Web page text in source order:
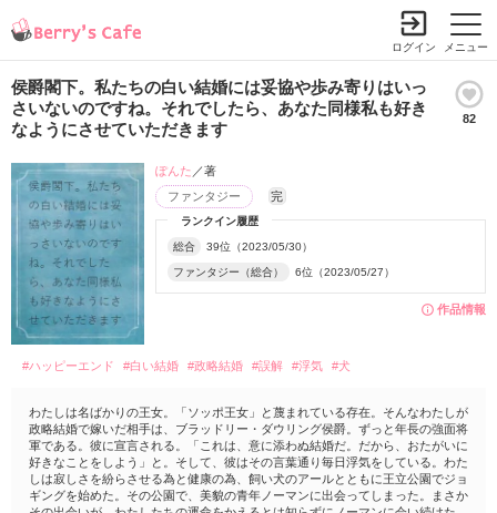
メニュー
ログイン
侯爵閣下。私たちの白い結婚には妥協や歩み寄りはいっ
さいないのですね。それでしたら、あなた同様私も好き
なようにさせていただきます
82
作品情報
ランクイン履歴
総合 39位（2023/05/30）
ファンタジー（総合） 6位（2023/05/27）
ファンタジー 完
ぽんた ／著
#ハッピーエンド #白い結婚 #政略結婚 #誤解 #浮気 #犬
わたしは名ばかりの王女。「ソッポ王女」と蔑まれている存在。そんなわたしが
政略結婚で嫁いだ相手は、ブラッドリー・ダウリング侯爵。ずっと年長の強面将
軍である。彼に宣言される。「これは、意に添わぬ結婚だ。だから、おたがいに
好きなことをしよう」と。そして、彼はその言葉通り毎日浮気をしている。わた
しは寂しさを紛らさせる為と健康の為、飼い犬のアールとともに王立公園でジョ
ギングを始めた。その公園で、美貌の青年ノーマンに出会ってしまった。まさか